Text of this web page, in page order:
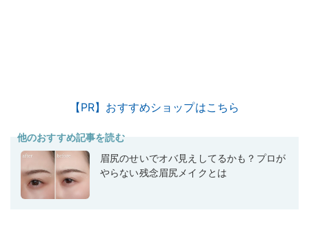
【PR】おすすめショップはこちら
他のおすすめ記事を読む
眉尻のせいでオバ見えしてるかも？プロが
やらない残念眉尻メイクとは